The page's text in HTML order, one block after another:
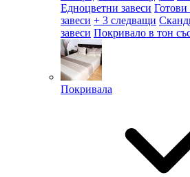
Едноцветни завеси Готови
завеси + 3 следващи
завеси Покривало в тон
Покривала